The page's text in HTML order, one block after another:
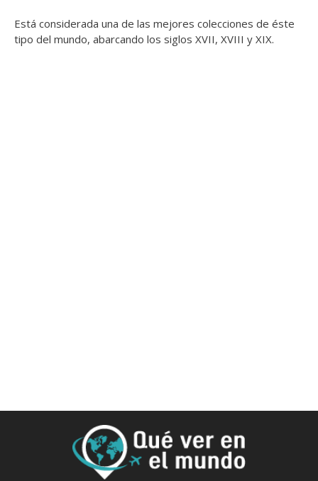
Está considerada una de las mejores colecciones de éste
tipo del mundo, abarcando los siglos XVII, XVIII y XIX.